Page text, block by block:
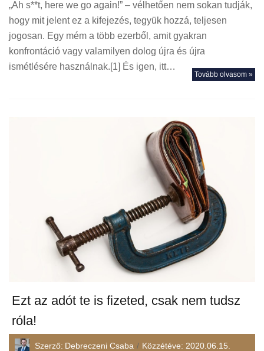
„Ah s**t, here we go again!” – vélhetően nem sokan tudják,
hogy mit jelent ez a kifejezés, tegyük hozzá, teljesen
jogosan. Egy mém a több ezerből, amit gyakran
konfrontáció vagy valamilyen dolog újra és újra
ismétlésére használnak.[1] És igen, itt…
Tovább olvasom »
Ezt az adót te is fizeted, csak nem tudsz
róla!
Szerző: Debreczeni Csaba Közzétéve: 2020.06.15.